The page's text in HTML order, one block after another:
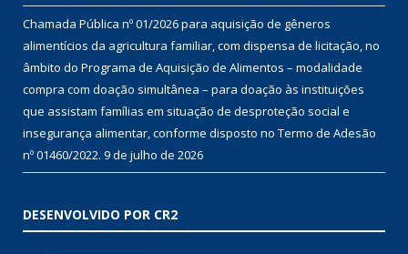
Chamada Pública nº 01/2026 para aquisição de gêneros
alimentícios da agricultura familiar, com dispensa de licitação, no
âmbito do Programa de Aquisição de Alimentos – modalidade
compra com doação simultânea – para doação às instituições
que assistam famílias em situação de desproteção social e
insegurança alimentar, conforme disposto no Termo de Adesão
nº 01460/2022. 9 de julho de 2026
DESENVOLVIDO POR CR2